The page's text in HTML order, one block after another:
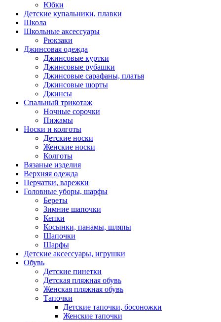
Юбки
Детские купальники, плавки
Школа
Школьные аксессуары
Рюкзаки
Джинсовая одежда
Джинсовые куртки
Джинсовые рубашки
Джинсовые сарафаны, платья
Джинсовые шорты
Джинсы
Спальный трикотаж
Ночные сорочки
Пижамы
Носки и колготы
Детские носки
Женские носки
Колготы
Вязаные изделия
Верхняя одежда
Перчатки, варежки
Головные уборы, шарфы
Береты
Зимние шапочки
Кепки
Косынки, панамы, шляпы
Шапочки
Шарфы
Детские аксессуары, игрушки
Обувь
Детские пинетки
Детская пляжная обувь
Женская пляжная обувь
Тапочки
Детские тапочки, босоножки
Женские тапочки